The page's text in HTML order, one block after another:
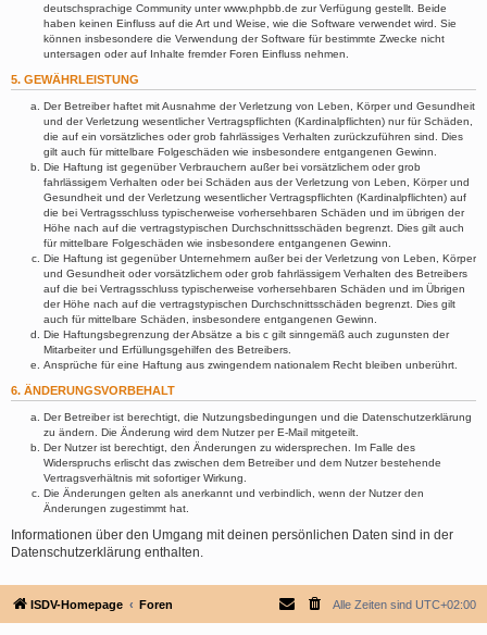
deutschsprachige Community unter www.phpbb.de zur Verfügung gestellt. Beide
haben keinen Einfluss auf die Art und Weise, wie die Software verwendet wird. Sie
können insbesondere die Verwendung der Software für bestimmte Zwecke nicht
untersagen oder auf Inhalte fremder Foren Einfluss nehmen.
5. GEWÄHRLEISTUNG
Der Betreiber haftet mit Ausnahme der Verletzung von Leben, Körper und Gesundheit
und der Verletzung wesentlicher Vertragspflichten (Kardinalpflichten) nur für Schäden,
die auf ein vorsätzliches oder grob fahrlässiges Verhalten zurückzuführen sind. Dies
gilt auch für mittelbare Folgeschäden wie insbesondere entgangenen Gewinn.
Die Haftung ist gegenüber Verbrauchern außer bei vorsätzlichem oder grob
fahrlässigem Verhalten oder bei Schäden aus der Verletzung von Leben, Körper und
Gesundheit und der Verletzung wesentlicher Vertragspflichten (Kardinalpflichten) auf
die bei Vertragsschluss typischerweise vorhersehbaren Schäden und im übrigen der
Höhe nach auf die vertragstypischen Durchschnittsschäden begrenzt. Dies gilt auch
für mittelbare Folgeschäden wie insbesondere entgangenen Gewinn.
Die Haftung ist gegenüber Unternehmern außer bei der Verletzung von Leben, Körper
und Gesundheit oder vorsätzlichem oder grob fahrlässigem Verhalten des Betreibers
auf die bei Vertragsschluss typischerweise vorhersehbaren Schäden und im Übrigen
der Höhe nach auf die vertragstypischen Durchschnittsschäden begrenzt. Dies gilt
auch für mittelbare Schäden, insbesondere entgangenen Gewinn.
Die Haftungsbegrenzung der Absätze a bis c gilt sinngemäß auch zugunsten der
Mitarbeiter und Erfüllungsgehilfen des Betreibers.
Ansprüche für eine Haftung aus zwingendem nationalem Recht bleiben unberührt.
6. ÄNDERUNGSVORBEHALT
Der Betreiber ist berechtigt, die Nutzungsbedingungen und die Datenschutzerklärung
zu ändern. Die Änderung wird dem Nutzer per E-Mail mitgeteilt.
Der Nutzer ist berechtigt, den Änderungen zu widersprechen. Im Falle des
Widerspruchs erlischt das zwischen dem Betreiber und dem Nutzer bestehende
Vertragsverhältnis mit sofortiger Wirkung.
Die Änderungen gelten als anerkannt und verbindlich, wenn der Nutzer den
Änderungen zugestimmt hat.
Informationen über den Umgang mit deinen persönlichen Daten sind in der
Datenschutzerklärung enthalten.
ISDV-Homepage Foren Alle Zeiten sind UTC+02:00